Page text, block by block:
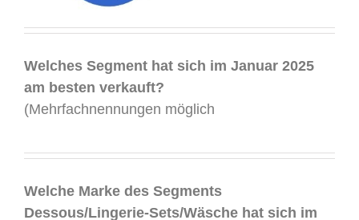
Welches Segment hat sich im Januar 2025
am besten verkauft?
(Mehrfachnennungen möglich
Welche Marke des Segments
Dessous/Lingerie-Sets/Wäsche hat sich im